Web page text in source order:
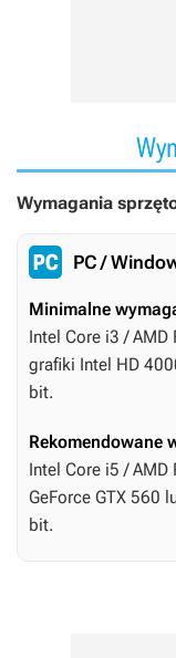
Wymagania
PC /
Minimalne
Intel Core i3 / AMD
grafiki Intel HD
bit.
Rekomendowane
Intel Core i5 / AMD
GeForce GTX 560
bit.